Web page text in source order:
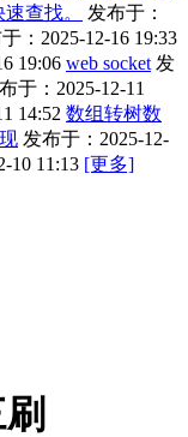
查找。
发布于：
：2025-12-16 19:33
19:06 web socket 发
于：2025-12-11
14:52 数组转树数
发布于：2025-12-
10 11:13 [更多]